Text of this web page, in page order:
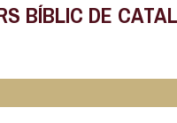
BÍBLIC DE